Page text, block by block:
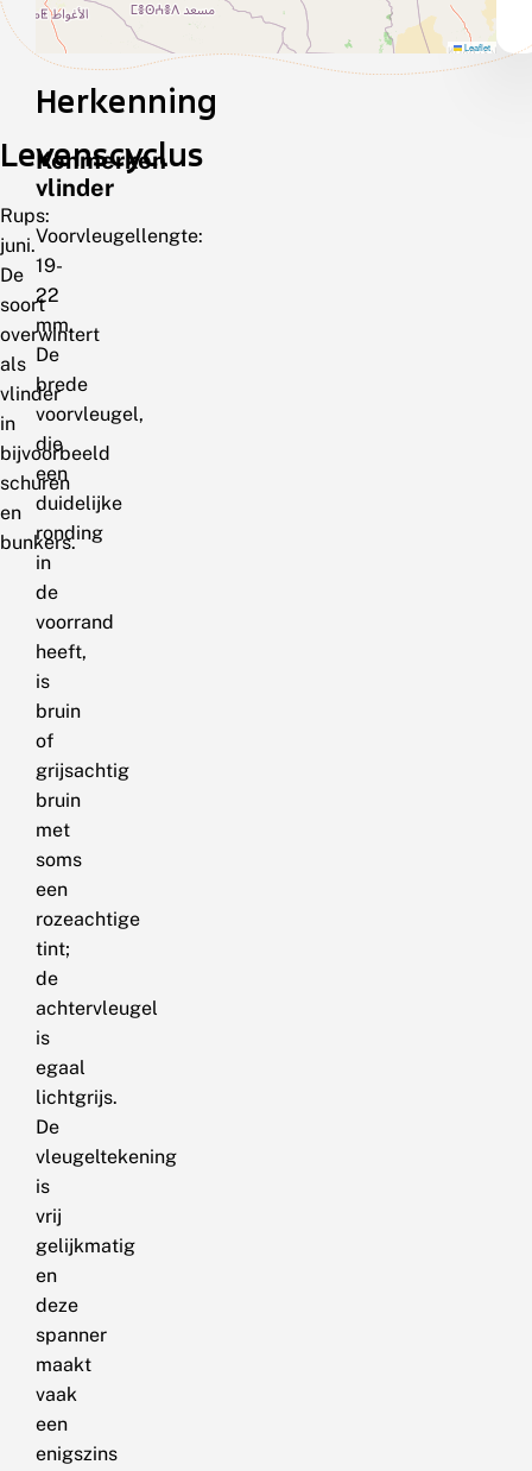
Leaflet
Levenscyclus
Rups:
juni.
De
soort
overwintert
als
vlinder
in
bijvoorbeeld
schuren
en
bunkers.
Herkenning
Kenmerken
vlinder
Voorvleugellengte:
19-
22
mm.
De
brede
voorvleugel,
die
een
duidelijke
ronding
in
de
voorrand
heeft,
is
bruin
of
grijsachtig
bruin
met
soms
een
rozeachtige
tint;
de
achtervleugel
is
egaal
lichtgrijs.
De
vleugeltekening
is
vrij
gelijkmatig
en
deze
spanner
maakt
vaak
een
enigszins